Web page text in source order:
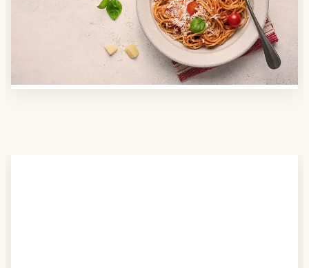
um herauszufinden, welche Anbieter es in Ihrer
Region gibt und welcher am besten zu Ihnen passt.
Verschaffen Sie sich auch einen Überblick über die
Essen auf Rädern-Kosten.